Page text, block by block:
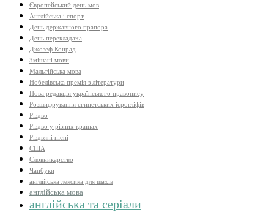
Європейський день мов
Англійська і спорт
День державного прапора
День перекладача
Джозеф Конрад
Змішані мови
Мальтійська мова
Нобелівська премія з літератури
Нова редакція українського правопису
Розшифрування єгипетських ієрогліфів
Різдво
Різдво у різних країнах
Різдвяні пісні
США
Словникарство
Чапбуки
англійська лексика для шахів
англійська мова
англійська та серіали